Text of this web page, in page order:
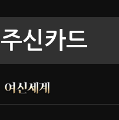
주신카드